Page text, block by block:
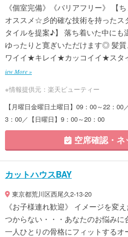
《個室完備》《バリアフリー》 【
オススメ☆彡的確な技術を持ったス
タイルを提案♪】 落ち着いた中にも
ゆったりと寛ぎいただけます◎ 髪
ワイイ★キレイ★カッコイイ★スタ
iew More »
※情報提供元：楽天ビューティー
【月曜日金曜日土曜日】09：00～22：
3：00／【日曜日】9：00～20：00
空席確認・ネ
カットハウスBAY
東京都荒川区西尾久2-13-20
《お子様連れ歓迎》 イメージを変
つからない・・・あなたのお悩み
一人ひとりの骨格にフィットする